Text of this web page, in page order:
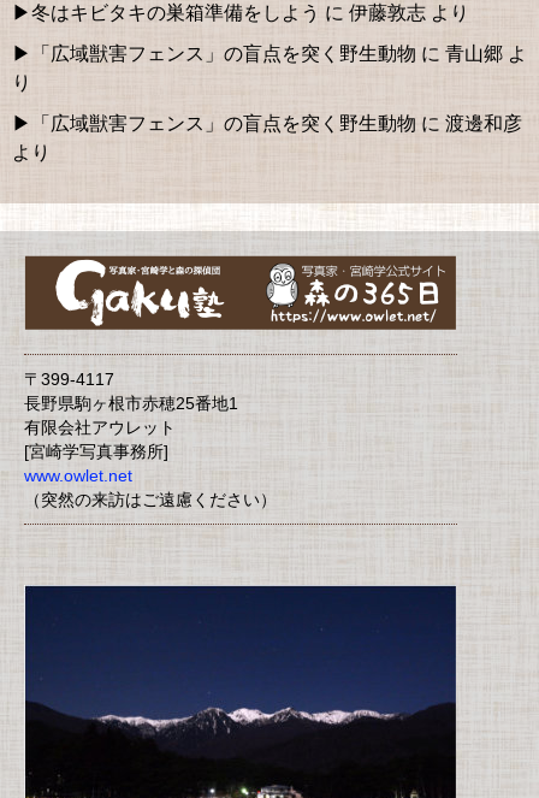
冬はキビタキの巣箱準備をしよう に 伊藤敦志 より
「広域獣害フェンス」の盲点を突く野生動物 に 青山郷 よ
り
「広域獣害フェンス」の盲点を突く野生動物 に 渡邊和彦
より
〒399-4117
長野県駒ヶ根市赤穂25番地1
有限会社アウレット
[宮崎学写真事務所]
www.owlet.net
（突然の来訪はご遠慮ください）